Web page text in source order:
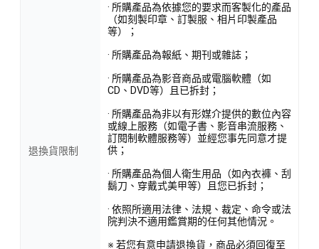
退換貨限制
· 所購產品為依據您的要求而客製化的產品
（如刻製印章、訂製服、相片印製產品
等）；
· 所購產品為報紙、期刊或雜誌；
· 所購產品為影音商品或電腦軟體（如
CD、DVD等）且已拆封；
· 所購產品為非以有形媒介提供的數位內容
或線上服務（如電子書、影音串流服務、
訂閱制軟體服務等）並經您事先同意才提
供；
· 所購產品為個人衛生用品（如內衣褲、刮
鬍刀、穿戴式美甲等）且您已拆封；
· 依照所適用法律、法規、裁定、命令或法
院判決不適用鑑賞期的任何其他情況。
※ 若您有意申請退換貨，商品必須回復至